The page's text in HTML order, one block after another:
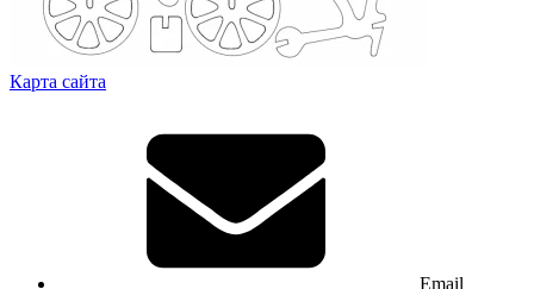
Карта сайта
Email